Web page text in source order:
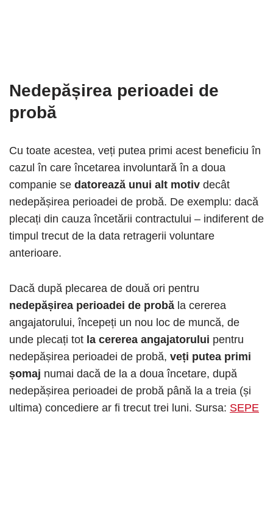
Nedepășirea perioadei de
probă
Cu toate acestea, veți putea primi acest beneficiu în
cazul în care încetarea involuntară în a doua
companie se datorează unui alt motiv decât
nedepășirea perioadei de probă. De exemplu: dacă
plecați din cauza încetării contractului – indiferent de
timpul trecut de la data retragerii voluntare
anterioare.
Dacă după plecarea de două ori pentru
nedepășirea perioadei de probă la cererea
angajatorului, începeți un nou loc de muncă, de
unde plecați tot la cererea angajatorului pentru
nedepășirea perioadei de probă, veți putea primi
șomaj numai dacă de la a doua încetare, după
nedepășirea perioadei de probă până la a treia (și
ultima) concediere ar fi trecut trei luni. Sursa: SEPE